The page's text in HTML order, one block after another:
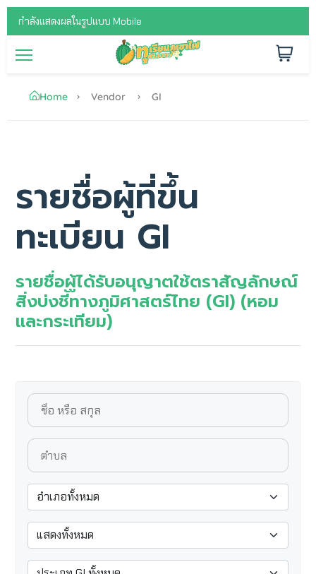
กำลังแสดงผลในรูปแบบ Mobile
Home Vendor GI
รายชื่อผู้ที่ขึ้น
ทะเบียน GI
รายชื่อผู้ได้รับอนุญาตใช้ตราสัญลักษณ์
สิ่งบ่งชี้ทางภูมิศาสตร์ไทย (GI) (หอม
และกระเทียม)